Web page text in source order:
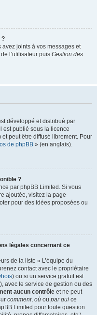
?
joints à vos messages et
l’utilisateur puis Gestion des
développé et distribué par
est publié sous la licence
peut être diffusé librement. Pour
de phpBB » (en anglais).
?
par phpBB Limited. Si vous
ajoutée, visitez la page
pour des idées proposées ou
légales concernant ce
de la liste « L’équipe du
contact avec le propriétaire
) ou si un service gratuit est
avec le service de gestion ou des
aucun contrôle et ne peut
comment, où ou par qui ce
Limited pour toute question